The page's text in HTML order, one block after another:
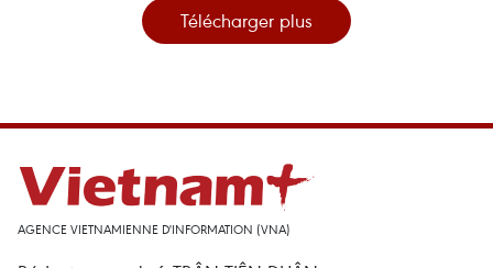
Télécharger plus
AGENCE VIETNAMIENNE D'INFORMATION (VNA)